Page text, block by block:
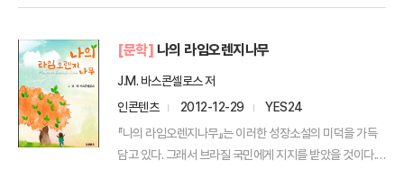
[문학] 나의 라임오렌지나무
J.M. 바스콘셀로스 저
인콘텐츠
2012-12-29
YES24
『나의 라임오렌지나무』는 이러한 성장소설의 미덕을 가득
담고 있다. 그래서 브라질 국민에게 지지를 받았을 것이다.